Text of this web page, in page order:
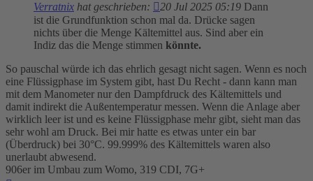
Verratnix hat geschrieben: 20 Jul 2025 05:19 Dann
ist die Grundfunktion schon mal da. Drücke sagen
nichts über die Menge Kältemittel aus. Sind aber ein
Indiz das die Menge stimmen könnte.
So pauschal würde ich das ehrlich gesagt nicht sagen. Wenn es noch
eine Flüssigphase im System gibt, hast Du Recht - dann kann man
mit dem Manometer nur den Dampfdruck des Kältemittels und
damit indirekt die Außentemperatur messen. Wenn die Anlage aber
wirklich leer ist und es keine Flüssigphase mehr gibt, sieht man das
sehr wohl am Druck. Bei mir hatte es etwas unter ein bar
(Überdruck) bei 30°C. 99.999% des Kältemittels waren also
unerlaubt abwesend.
906er im Umbau zum Womo, 319 CDI, 7G+